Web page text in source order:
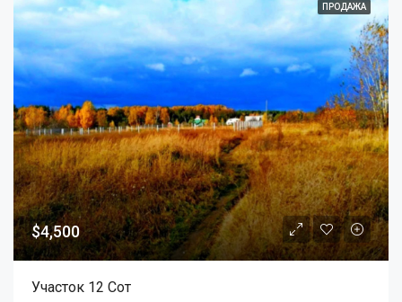
ПРОДАЖА
$4,500
Участок 12 Сот